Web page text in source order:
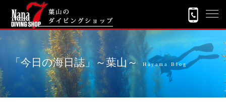
「今日の海日誌」～葉山～ Hayama Blog